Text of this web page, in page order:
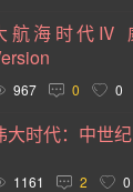
恶魔城(81)
(76) 经典(74)
战争(71)
航海时代Ⅳ
967 0 0
大时代：中世
1161 2 0